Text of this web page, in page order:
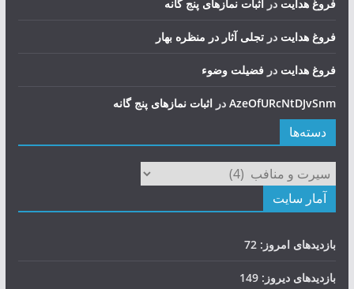
فروغ هدایت در اثبات نمازهای پنج گانه
فروغ هدایت در تجلی آثار در منظره بهار
فروغ هدایت در فضيلت وضوء
AzeOfURcNtDJvSnmدر اثبات نمازهای پنج گانه
دسته‌ها
دسته‌ها
آمار سایت
بازدیدهای امروز: 72
بازدیدهای دیروز: 149